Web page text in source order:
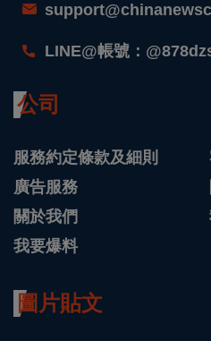
LINE@帳號：
公司
服務約定條款及細則
廣告服務
關於我們
我要爆料
圖片貼文